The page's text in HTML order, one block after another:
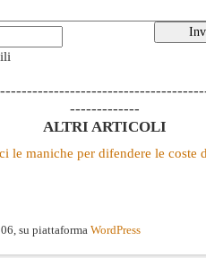
-------------
ALTRI ARTICOLI
le maniche per difendere le coste
su piattaforma WordPress